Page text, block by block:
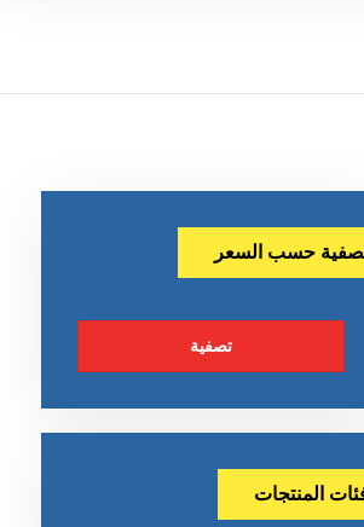
حسب السعر
تصفية
المنتجات